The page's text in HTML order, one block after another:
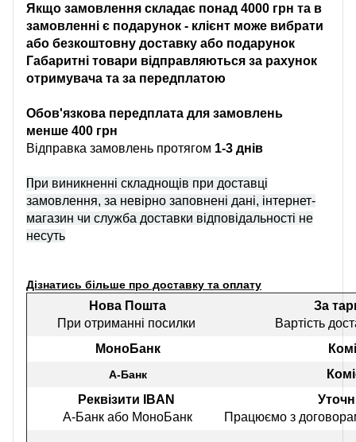
Якщо замовлення складає понад 4000 грн та в
замовленні є подарунок - клієнт може вибрати
або безкоштовну доставку або подарунок
Габаритні товари відправляються за рахунок
отримувача та за передплатою
Обов'язкова передплата для замовлень
менше 400 грн
Відправка замовлень протягом 1-3 днів
При виникненні складнощів при доставці
замовлення, за невірно заповнені дані, інтернет-
магазин чи служба доставки відповідальності не
несуть
Дізнатись більше про доставку та оплату
Нова Пошта
При отриманні посилки
За
Вартість
МоноБанк
А-Банк
Реквізити IBAN
А-Банк або МоноБанк
Працюємо з